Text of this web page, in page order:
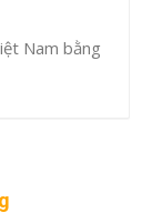
Nam bằng